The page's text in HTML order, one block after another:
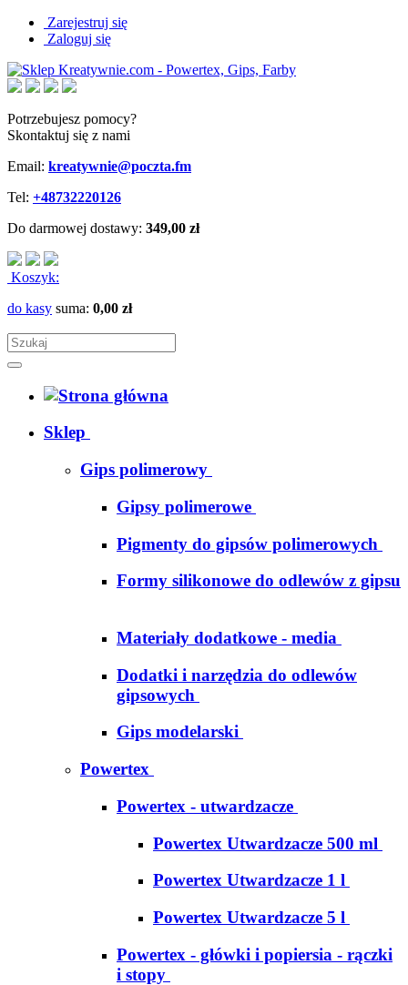
Zarejestruj się
Zaloguj się
Potrzebujesz pomocy?
Skontaktuj się z nami
Email: kreatywnie@poczta.fm
Tel: +48732220126
Do darmowej dostawy: 349,00 zł
Koszyk:
do kasy suma: 0,00 zł
Sklep
Gips polimerowy
Gipsy polimerowe
Pigmenty do gipsów polimerowych
Formy silikonowe do odlewów z gipsu
Materiały dodatkowe - media
Dodatki i narzędzia do odlewów
gipsowych
Gips modelarski
Powertex
Powertex - utwardzacze
Powertex Utwardzacze 500 ml
Powertex Utwardzacze 1 l
Powertex Utwardzacze 5 l
Powertex - główki i popiersia - rączki
i stopy